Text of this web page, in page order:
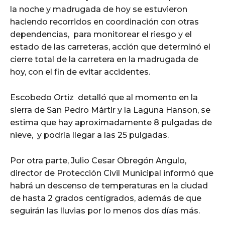
la noche y madrugada de hoy se estuvieron
haciendo recorridos en coordinación con otras
dependencias, para monitorear el riesgo y el
estado de las carreteras, acción que determinó el
cierre total de la carretera en la madrugada de
hoy, con el fin de evitar accidentes.
Escobedo Ortiz detalló que al momento en la
sierra de San Pedro Mártir y la Laguna Hanson, se
estima que hay aproximadamente 8 pulgadas de
nieve, y podría llegar a las 25 pulgadas.
Por otra parte, Julio Cesar Obregón Angulo,
director de Protección Civil Municipal informó que
habrá un descenso de temperaturas en la ciudad
de hasta 2 grados centígrados, además de que
seguirán las lluvias por lo menos dos días más.